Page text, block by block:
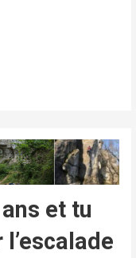
et tu